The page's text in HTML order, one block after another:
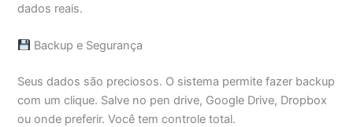
dados reais.
Backup e Segurança
Seus dados são preciosos. O sistema permite fazer backup
com um clique. Salve no pen drive, Google Drive, Dropbox
ou onde preferir. Você tem controle total.